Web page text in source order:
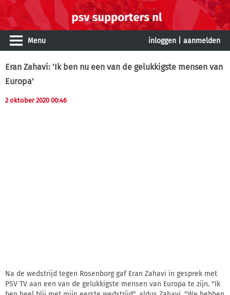
Menu inloggen aanmelden
Eran Zahavi: 'Ik ben nu een van de gelukkigste mensen van
Europa'
2 oktober 2020 00:46
Na de wedstrijd tegen Rosenborg gaf Eran Zahavi in gesprek met
PSV TV aan een van de gelukkigste mensen van Europa te zijn. "Ik